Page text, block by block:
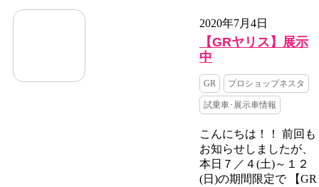
2020年7月4日
【GRヤリス】展示
中
GR プロショップネスタ
試乗車･展示車情報
こんにちは！！ 前回も
お知らせしましたが、
本日７／４(土)～１２
(日)の期間限定で 【GR